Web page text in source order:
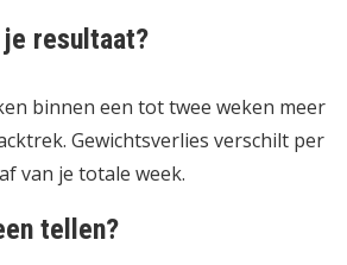
resultaat?
binnen een tot twee weken meer
Gewichtsverlies verschilt per
van je totale week.
tellen?